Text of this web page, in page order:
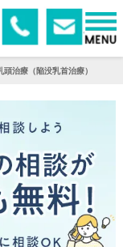
頭治療（陥没乳首治療）